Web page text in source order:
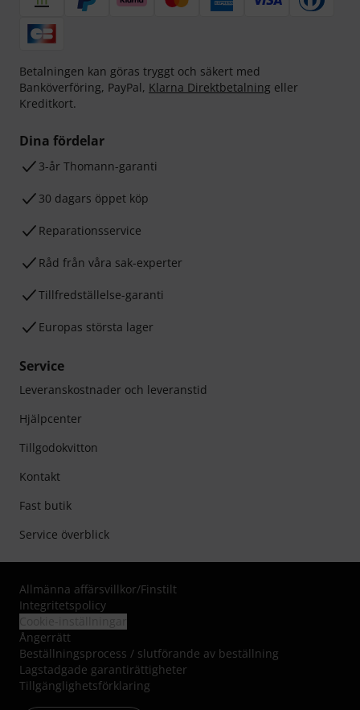
Betalningen kan göras tryggt och säkert med
Banköverföring, PayPal, Klarna Direktbetalning eller
Kreditkort.
Dina fördelar
3-år Thomann-garanti
30 dagars öppet köp
Reparationsservice
Råd från våra sak-experter
Tillfredställelse-garanti
Europas största lager
Service
Leveranskostnader och leveranstid
Hjälpcenter
Tillgodokvitton
Kontakt
Fast butik
Service överblick
Allmänna affärsvillkor/Finstilt
Integritetspolicy
Ångerrätt
Beställningsprocess / slutförande av beställning
Lagstadgade garantirättigheter
Tillgänglighetsförklaring